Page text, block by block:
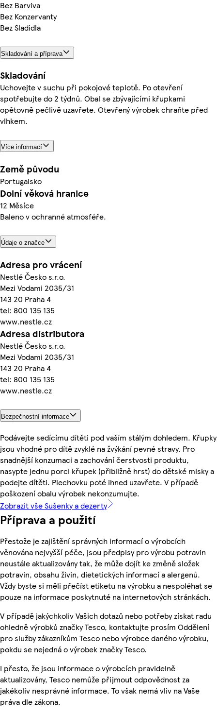
Bez Barviva
Bez Konzervanty
Bez Sladidla
Skladování a příprava
Skladování
Uchovejte v suchu při pokojové teplotě. Po otevření
spotřebujte do 2 týdnů. Obal se zbývajícími křupkami
opětovně pečlivě uzavřete. Otevřený výrobek chraňte před
vlhkem.
Více informací
Země původu
Portugalsko
Dolní věková hranice
12 Měsíce
Baleno v ochranné atmosféře.
Údaje o značce
Adresa pro vrácení
Nestlé Česko s.r.o.
Mezi Vodami 2035/31
143 20 Praha 4
tel: 800 135 135
www.nestle.cz
Adresa distributora
Nestlé Česko s.r.o.
Mezi Vodami 2035/31
143 20 Praha 4
tel: 800 135 135
www.nestle.cz
Bezpečnostní informace
Podávejte sedícímu dítěti pod vaším stálým dohledem. Křupky
jsou vhodné pro dítě zvyklé na žvýkání pevné stravy. Pro
snadnější konzumaci a zachování čerstvosti produktu,
nasypte jednu porci křupek (přibližně hrst) do dětské misky a
podejte dítěti. Plechovku poté ihned uzavřete. V případě
poškození obalu výrobek nekonzumujte.
Zobrazit vše Sušenky a dezerty
Příprava a použití
Přestože je zajištění správných informací o výrobcích
věnována nejvyšší péče, jsou předpisy pro výrobu potravin
neustále aktualizovány tak, že může dojít ke změně složek
potravin, obsahu živin, dietetických informací a alergenů.
Vždy byste si měli přečíst etiketu na výrobku a nespoléhat se
pouze na informace poskytnuté na internetových stránkách.
V případě jakýchkoliv Vašich dotazů nebo potřeby získat radu
ohledně výrobků značky Tesco, kontaktujte prosím Oddělení
pro služby zákazníkům Tesco nebo výrobce daného výrobku,
pokdu se nejedná o výrobek značky Tesco.
I přesto, že jsou informace o výrobcích pravidelně
aktualizovány, Tesco nemůže přijmout odpovědnost za
jakékoliv nesprávné informace. To však nemá vliv na Vaše
práva dle zákona.